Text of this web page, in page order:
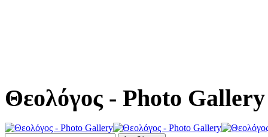
Θεολόγος - Photo Gallery